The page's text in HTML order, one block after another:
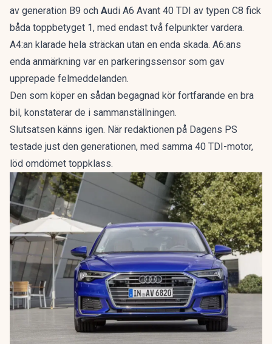
av generation B9 och Audi A6 Avant 40 TDI av typen C8 fick
båda toppbetyget 1, med endast två felpunkter vardera.
A4:an klarade hela sträckan utan en enda skada. A6:ans
enda anmärkning var en parkeringssensor som gav
upprepade felmeddelanden.
Den som köper en sådan begagnad kör fortfarande en bra
bil, konstaterar de i sammanställningen.
Slutsatsen känns igen. När redaktionen på Dagens PS
testade just den generationen, med samma 40 TDI-motor,
löd omdömet toppklass.